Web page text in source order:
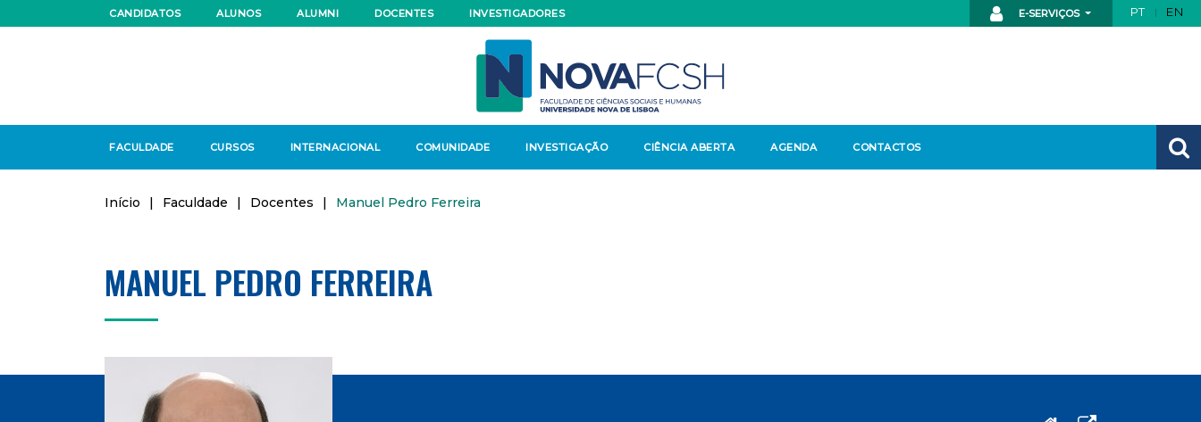
E-SERVIÇOS PT EN
CANDIDATOS ALUNOS ALUMNI DOCENTES INVESTIGADORES
FACULDADE CURSOS INTERNACIONAL COMUNIDADE INVESTIGAÇÃO CIÊNCIA ABERTA AGENDA CONTACTOS
Início | Faculdade | Docentes | Manuel Pedro Ferreira
MANUEL PEDRO FERREIRA